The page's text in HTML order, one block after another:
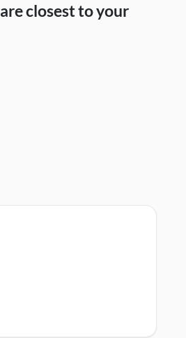
closest to your